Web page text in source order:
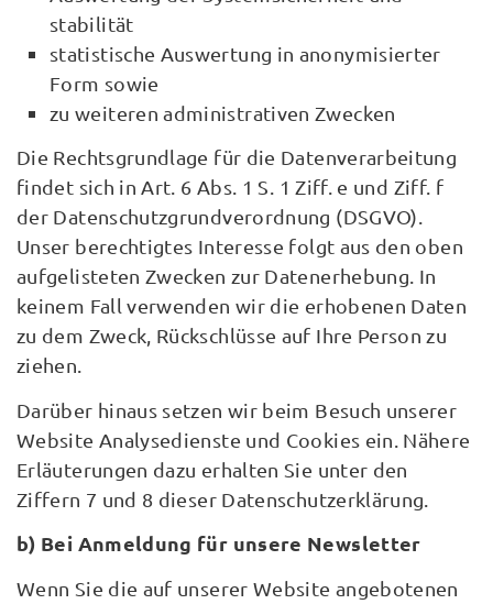
stabilität
statistische Auswertung in anonymisierter
Form sowie
zu weiteren administrativen Zwecken
Die Rechtsgrundlage für die Datenverarbeitung
findet sich in Art. 6 Abs. 1 S. 1 Ziff. e und Ziff. f
der Datenschutzgrundverordnung (DSGVO).
Unser berechtigtes Interesse folgt aus den oben
aufgelisteten Zwecken zur Datenerhebung. In
keinem Fall verwenden wir die erhobenen Daten
zu dem Zweck, Rückschlüsse auf Ihre Person zu
ziehen.
Darüber hinaus setzen wir beim Besuch unserer
Website Analysedienste und Cookies ein. Nähere
Erläuterungen dazu erhalten Sie unter den
Ziffern 7 und 8 dieser Datenschutzerklärung.
b) Bei Anmeldung für unsere Newsletter
Wenn Sie die auf unserer Website angebotenen